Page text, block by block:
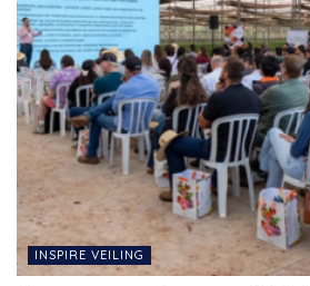
INSPIRE VEILING